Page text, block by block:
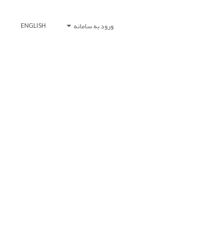
ورود به سامانه ENGLISH